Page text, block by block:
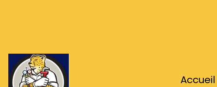
Accueil